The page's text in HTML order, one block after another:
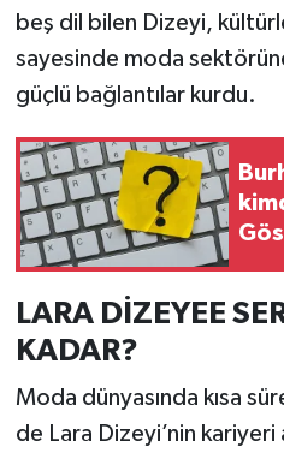
beş dil bilen Dizeyi,
sayesinde moda
güçlü bağlantılar kurdu.
LARA DİZEYEE
KADAR?
Moda dünyasında kısa
de Lara Dizeyi’nin kariyeri